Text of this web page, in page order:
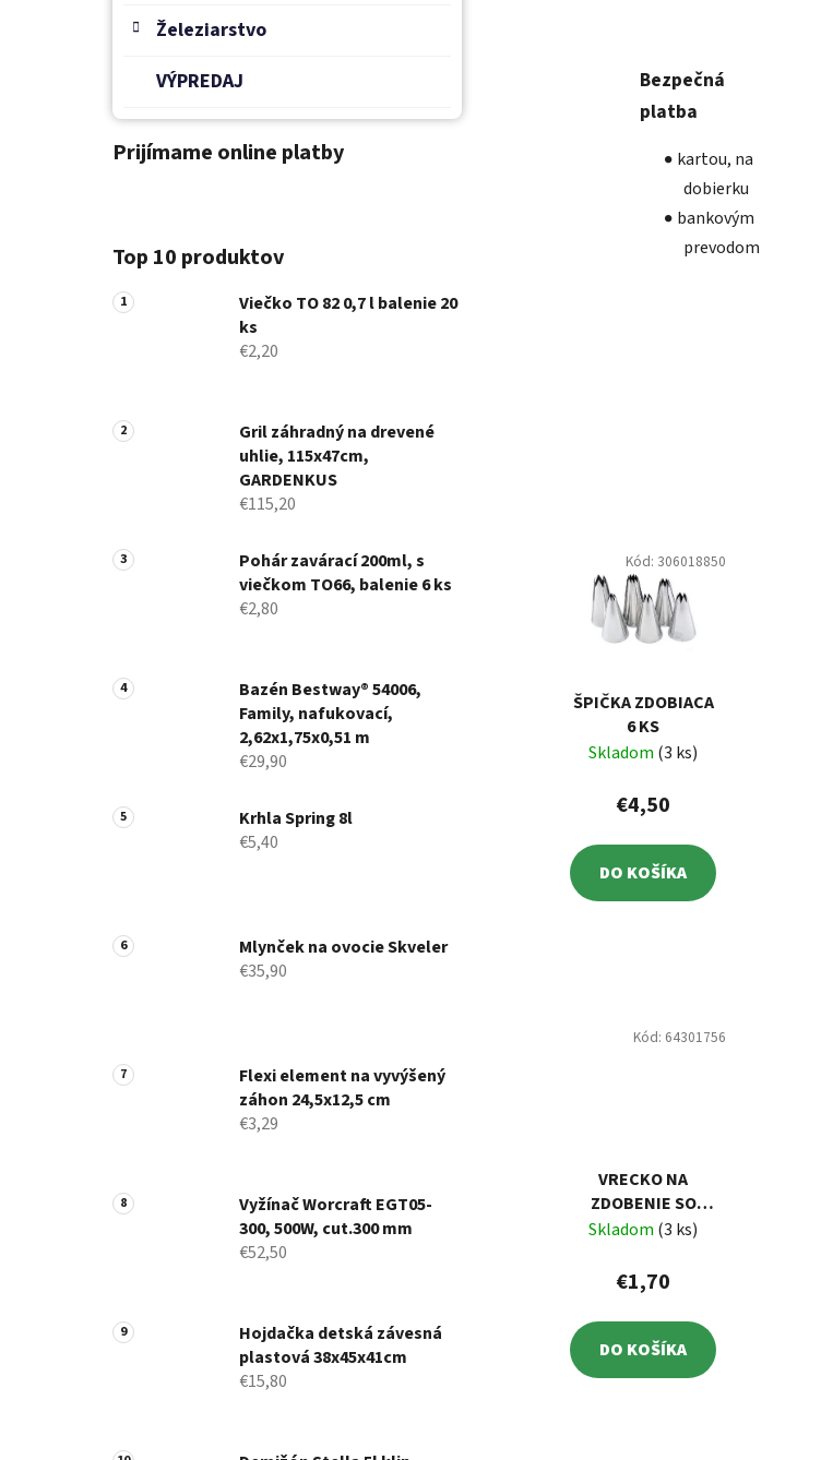
Železiarstvo
VÝPREDAJ
Prijímame online platby
Top 10 produktov
Viečko TO 82 0,7 l balenie 20
ks
€2,20
Gril záhradný na drevené
uhlie, 115x47cm,
GARDENKUS
€115,20
Pohár zavárací 200ml, s
viečkom TO66, balenie 6 ks
€2,80
Bazén Bestway® 54006,
Family, nafukovací,
2,62x1,75x0,51 m
€29,90
Krhla Spring 8l
€5,40
Mlynček na ovocie Skveler
€35,90
Flexi element na vyvýšený
záhon 24,5x12,5 cm
€3,29
Vyžínač Worcraft EGT05-
300, 500W, cut.300 mm
€52,50
Hojdačka detská závesná
plastová 38x45x41cm
€15,80
Bezpečná
platba
kartou, na
dobierku
bankovým
prevodom
ŠPIČKA ZDOBIACA
6 KS
Skladom (3 ks)
€4,50
DO KOŠÍKA
Kód: 306018850
VRECKO NA
ZDOBENIE SO
ŠPIČKAMI 10+3 KS
Skladom (3 ks)
€1,70
DO KOŠÍKA
Kód: 64301756